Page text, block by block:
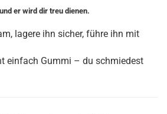
er wird dir treu dienen.
lagere ihn sicher, führe ihn mit
einfach Gummi – du schmiedest